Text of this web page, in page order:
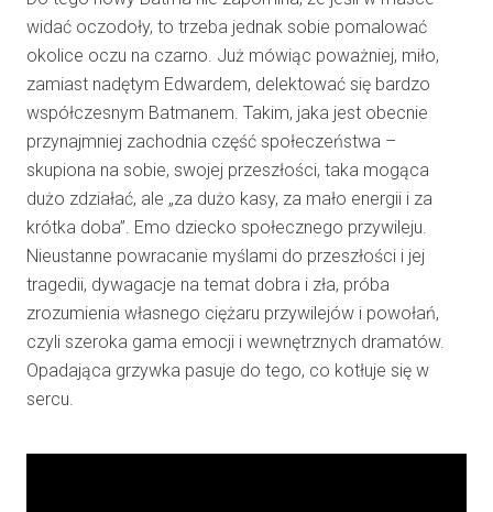
widać oczodoły, to trzeba jednak sobie pomalować
okolice oczu na czarno. Już mówiąc poważniej, miło,
zamiast nadętym Edwardem, delektować się bardzo
współczesnym Batmanem. Takim, jaka jest obecnie
przynajmniej zachodnia część społeczeństwa –
skupiona na sobie, swojej przeszłości, taka mogąca
dużo zdziałać, ale „za dużo kasy, za mało energii i za
krótka doba”. Emo dziecko społecznego przywileju.
Nieustanne powracanie myślami do przeszłości i jej
tragedii, dywagacje na temat dobra i zła, próba
zrozumienia własnego ciężaru przywilejów i powołań,
czyli szeroka gama emocji i wewnętrznych dramatów.
Opadająca grzywka pasuje do tego, co kotłuje się w
sercu.